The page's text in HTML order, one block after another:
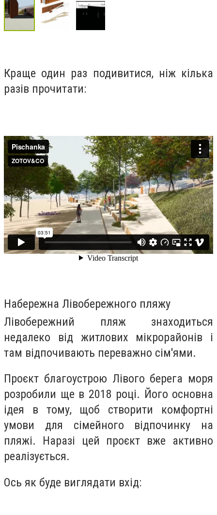
Краще один раз подивитися, ніж кілька
разів прочитати:
Набережна Лівобережного пляжу
Лівобережний пляж знаходиться
недалеко від житлових мікрорайонів і
там відпочивають переважно сім'ями.
Проєкт благоустрою Лівого берега моря
розробили ще в 2018 році. Його основна
ідея в тому, щоб створити комфортні
умови для сімейного відпочинку на
пляжі. Наразі цей проєкт вже активно
реалізується.
Ось як буде виглядати вхід: